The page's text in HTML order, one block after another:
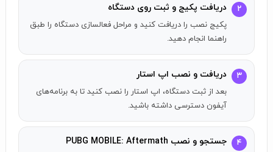
کنید و با هم به بازی در حالت‌های جدید بپردازید! به هر روش
که دوست دارید بازی کنید و با اراده شلیک کنید!
هر زمان و هر کجا بازی کنید
هیجان‌انگیزترین تیراندازی برای یک تجربه بازی بی‌نظیر لذت
به‌ویژه برای تلفن‌های همراه طراحی شده است
۲ دریافت پکیج و ثبت روی دستگاه
پکیج نصب را دریافت کنید و مراحل فعالسازی دستگاه را طبق
راهنما انجام دهید.
۳ دریافت و نصب اپ استار
بعد از ثبت دستگاه، اپ استار را نصب کنید تا به برنامه‌های
آیفون دسترسی داشته باشید.
۴ جستجو و نصب PUBG MOBILE: Aftermath